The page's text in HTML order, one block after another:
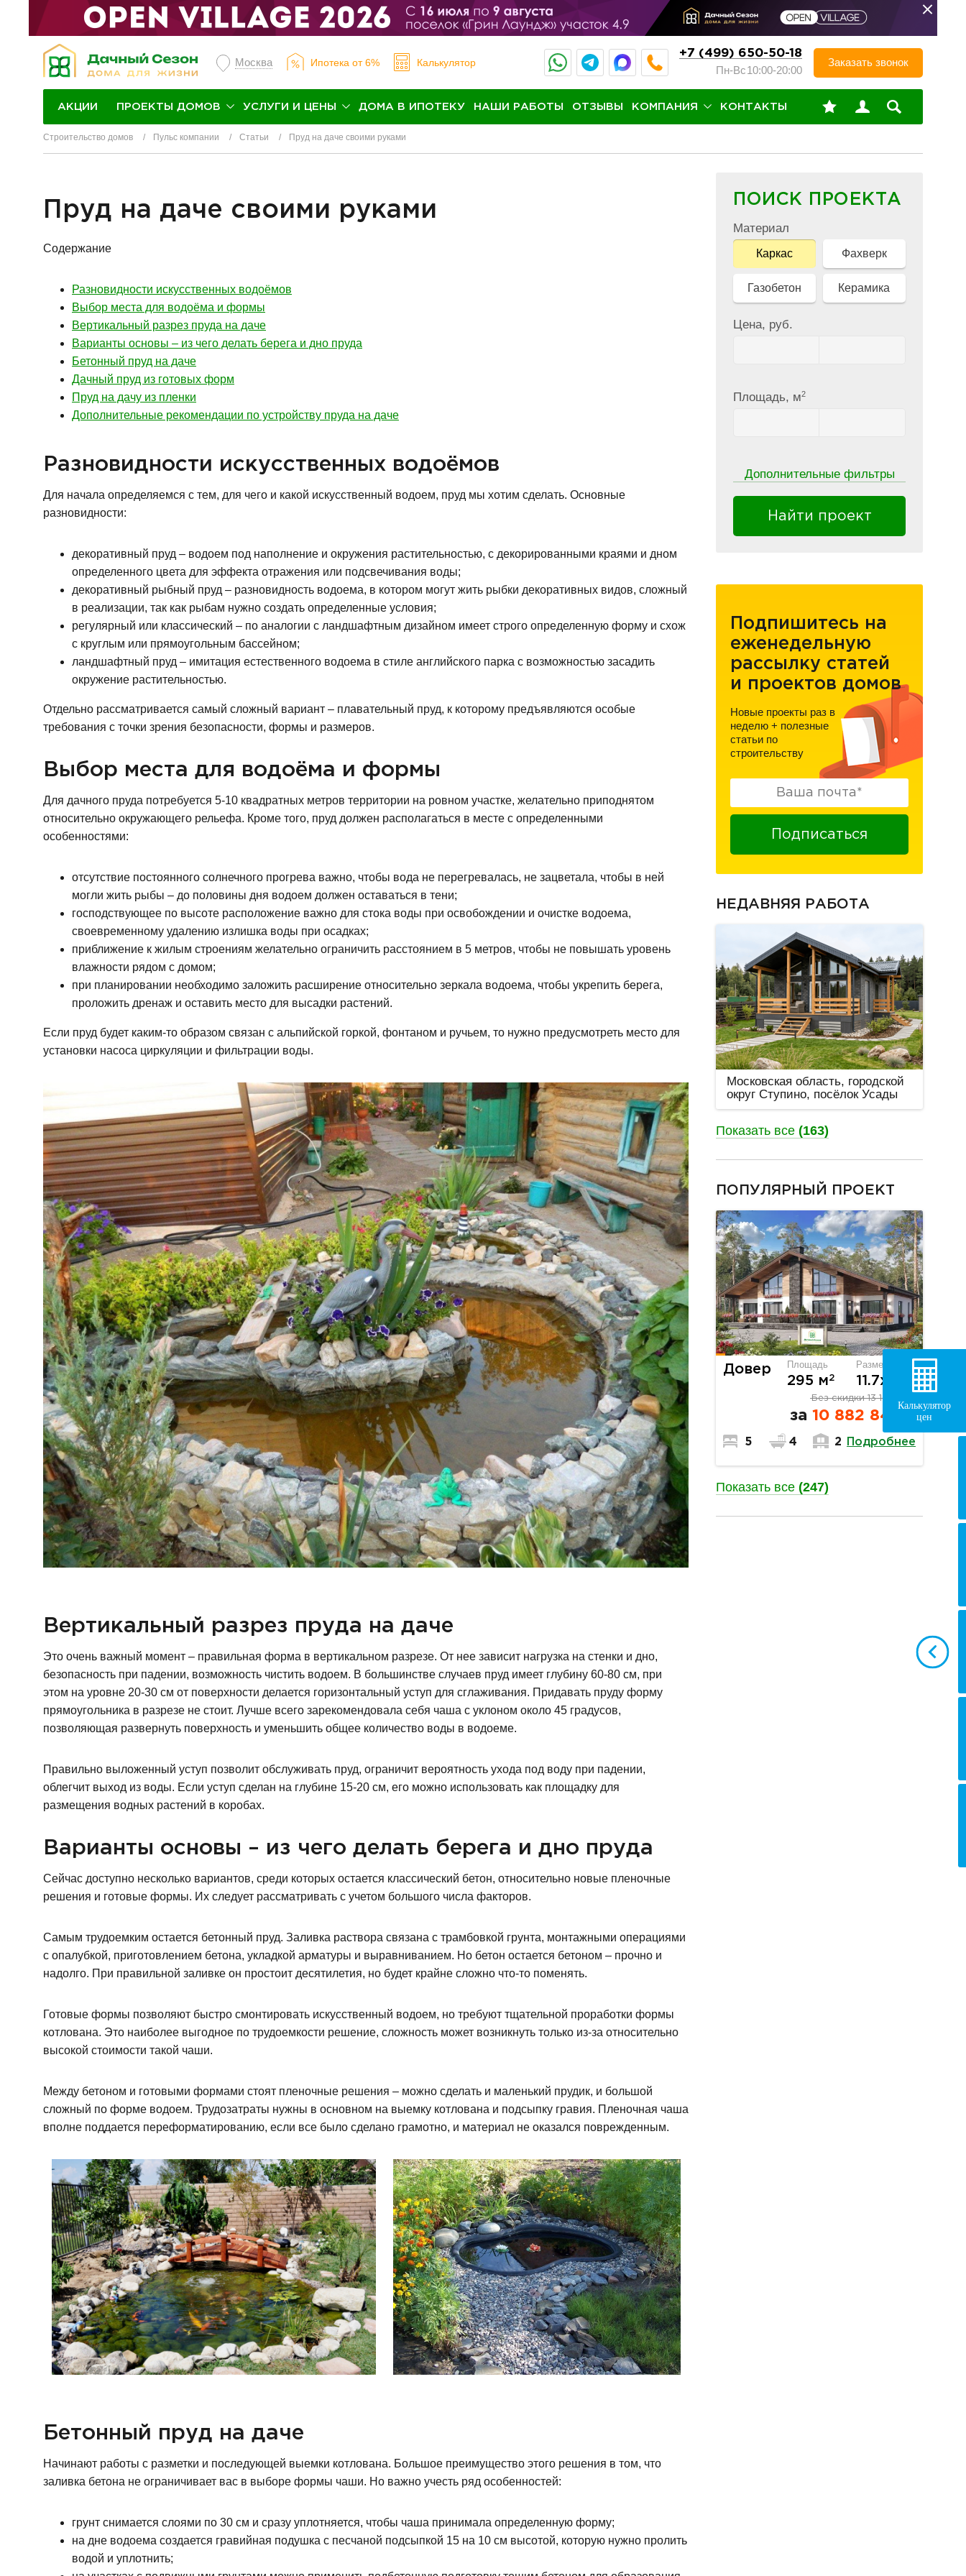
Москва Ипотека от 6% Калькулятор
+7 (499) 650-50-18
Пн-Вс10:00-20:00
Заказать звонок
АКЦИИ ПРОЕКТЫ ДОМОВ УСЛУГИ И ЦЕНЫ ДОМА В ИПОТЕКУ НАШИ РАБОТЫ ОТЗЫВЫ КОМПАНИЯ КОНТАКТЫ
Строительство домов Пульс компании Статьи Пруд на даче своими руками
Пруд на даче своими руками
Содержание
Разновидности искусственных водоёмов
Выбор места для водоёма и формы
Вертикальный разрез пруда на даче
Варианты основы – из чего делать берега и дно пруда
Бетонный пруд на даче
Дачный пруд из готовых форм
Пруд на дачу из пленки
Дополнительные рекомендации по устройству пруда на даче
Разновидности искусственных водоёмов
Для начала определяемся с тем, для чего и какой искусственный водоем, пруд мы хотим сделать. Основные
разновидности:
декоративный пруд – водоем под наполнение и окружения растительностью, с декорированными краями и дном
определенного цвета для эффекта отражения или подсвечивания воды;
декоративный рыбный пруд – разновидность водоема, в котором могут жить рыбки декоративных видов, сложный
в реализации, так как рыбам нужно создать определенные условия;
регулярный или классический – по аналогии с ландшафтным дизайном имеет строго определенную форму и схож
с круглым или прямоугольным бассейном;
ландшафтный пруд – имитация естественного водоема в стиле английского парка с возможностью засадить
окружение растительностью.
Отдельно рассматривается самый сложный вариант – плавательный пруд, к которому предъявляются особые
требования с точки зрения безопасности, формы и размеров.
Выбор места для водоёма и формы
Для дачного пруда потребуется 5-10 квадратных метров территории на ровном участке, желательно приподнятом
относительно окружающего рельефа. Кроме того, пруд должен располагаться в месте с определенными
особенностями:
отсутствие постоянного солнечного прогрева важно, чтобы вода не перегревалась, не зацветала, чтобы в ней
могли жить рыбы – до половины дня водоем должен оставаться в тени;
господствующее по высоте расположение важно для стока воды при освобождении и очистке водоема,
своевременному удалению излишка воды при осадках;
приближение к жилым строениям желательно ограничить расстоянием в 5 метров, чтобы не повышать уровень
влажности рядом с домом;
при планировании необходимо заложить расширение относительно зеркала водоема, чтобы укрепить берега,
проложить дренаж и оставить место для высадки растений.
Если пруд будет каким-то образом связан с альпийской горкой, фонтаном и ручьем, то нужно предусмотреть место для
установки насоса циркуляции и фильтрации воды.
Вертикальный разрез пруда на даче
Это очень важный момент – правильная форма в вертикальном разрезе. От нее зависит нагрузка на стенки и дно,
безопасность при падении, возможность чистить водоем. В большинстве случаев пруд имеет глубину 60-80 см, при
этом на уровне 20-30 см от поверхности делается горизонтальный уступ для сглаживания. Придавать пруду форму
прямоугольника в разрезе не стоит. Лучше всего зарекомендовала себя чаша с уклоном около 45 градусов,
позволяющая развернуть поверхность и уменьшить общее количество воды в водоеме.
Правильно выложенный уступ позволит обслуживать пруд, ограничит вероятность ухода под воду при падении,
облегчит выход из воды. Если уступ сделан на глубине 15-20 см, его можно использовать как площадку для
размещения водных растений в коробах.
Варианты основы – из чего делать берега и дно пруда
Сейчас доступно несколько вариантов, среди которых остается классический бетон, относительно новые пленочные
решения и готовые формы. Их следует рассматривать с учетом большого числа факторов.
Самым трудоемким остается бетонный пруд. Заливка раствора связана с трамбовкой грунта, монтажными операциями
с опалубкой, приготовлением бетона, укладкой арматуры и выравниванием. Но бетон остается бетоном – прочно и
надолго. При правильной заливке он простоит десятилетия, но будет крайне сложно что-то поменять.
Готовые формы позволяют быстро смонтировать искусственный водоем, но требуют тщательной проработки формы
котлована. Это наиболее выгодное по трудоемкости решение, сложность может возникнуть только из-за относительно
высокой стоимости такой чаши.
Между бетоном и готовыми формами стоят пленочные решения – можно сделать и маленький прудик, и большой
сложный по форме водоем. Трудозатраты нужны в основном на выемку котлована и подсыпку гравия. Пленочная чаша
вполне поддается переформатированию, если все было сделано грамотно, и материал не оказался поврежденным.
Бетонный пруд на даче
Начинают работы с разметки и последующей выемки котлована. Большое преимущество этого решения в том, что
заливка бетона не ограничивает вас в выборе формы чаши. Но важно учесть ряд особенностей:
грунт снимается слоями по 30 см и сразу уплотняется, чтобы чаша принимала определенную форму;
на дне водоема создается гравийная подушка с песчаной подсыпкой 15 на 10 см высотой, которую нужно пролить
водой и уплотнить;
ПОИСК ПРОЕКТА
Материал
Каркас Фахверк
Газобетон Керамика
Цена, руб.
Площадь, м2
Дополнительные фильтры
Найти проект
Подпишитесь на
еженедельную
рассылку статей
и проектов домов
Новые проекты раз в
неделю + полезные
статьи по
строительству
Подписаться
НЕДАВНЯЯ РАБОТА
Московская область, городской
округ Ступино, посёлок Усады
Показать все (163)
ПОПУЛЯРНЫЙ ПРОЕКТ
Довер Площадь
295 м2
Размер
11.7х18.6
Без скидки13 168 242
за 10 882 845
5 4 2 Подробнее
Показать все (247)
Калькулятор
цен